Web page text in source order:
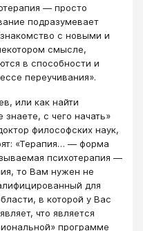
— просто
подразумевает
с новыми и
смысле,
в способности и
переучивания».
или как найти
с чего начать»
философских наук,
«Терапия… — форма
психотерапия —
то Вам нужен не
для
в которой у Вас
что является
программе